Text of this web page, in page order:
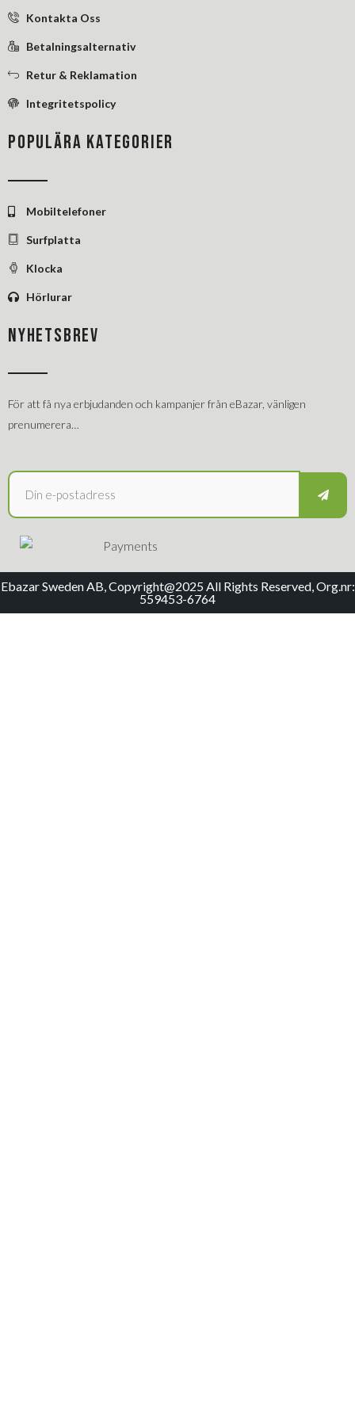
f
i
n
Kontakta Oss
Betalningsalternativ
Retur & Reklamation
Integritetspolicy
POPULÄRA KATEGORIER
Mobiltelefoner
Surfplatta
Klocka
Hörlurar
NYHETSBREV
För att få nya erbjudanden och kampanjer från eBazar, vänligen
prenumerera…
Ebazar Sweden AB, Copyright@2025 All Rights Reserved, Org.nr:
559453-6764